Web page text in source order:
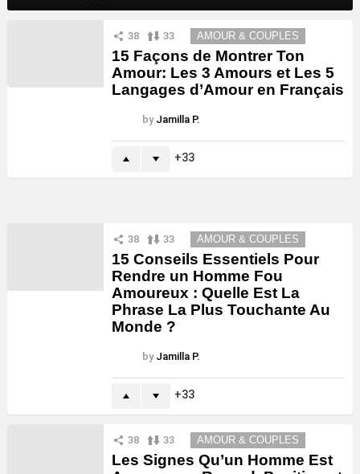
38 33 AMOUR & COUPLES
15 Façons de Montrer Ton
Amour: Les 3 Amours et Les 5
Langages d’Amour en Français
by Jamilla P.
33
38 33 AMOUR & COUPLES
15 Conseils Essentiels Pour
Rendre un Homme Fou
Amoureux : Quelle Est La
Phrase La Plus Touchante Au
Monde ?
by Jamilla P.
33
38 33 AMOUR & COUPLES
Les Signes Qu’un Homme Est